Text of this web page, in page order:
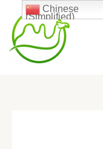
Chinese
(Simplified)